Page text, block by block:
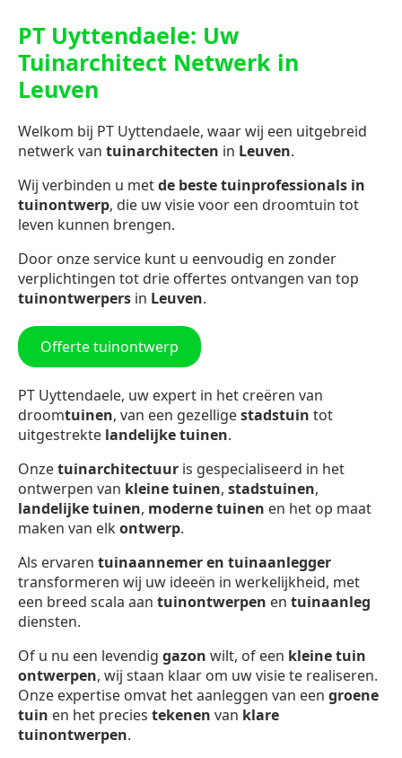
PT Uyttendaele: Uw
Tuinarchitect Netwerk in
Leuven
Welkom bij PT Uyttendaele, waar wij een uitgebreid
netwerk van tuinarchitecten in Leuven.
Wij verbinden u metde beste tuinprofessionals in
tuinontwerp, die uw visie voor een droomtuin tot
leven kunnen brengen.
Door onze service kunt u eenvoudig en zonder
verplichtingen tot drie offertes ontvangen van top
tuinontwerpers in Leuven.
Offerte tuinontwerp
PT Uyttendaele, uw expert in het creëren van
droomtuinen, van een gezelligestadstuin tot
uitgestrekte landelijke tuinen.
Onzetuinarchitectuur is gespecialiseerd in het
ontwerpen van kleine tuinen, stadstuinen,
landelijke tuinen, moderne tuinen en het op maat
maken van elkontwerp.
Als ervaren tuinaannemer en tuinaanlegger
transformeren wij uw ideeën in werkelijkheid, met
een breed scala aan tuinontwerpen en tuinaanleg
diensten.
Of u nu een levendig gazon wilt, of een kleine tuin
ontwerpen, wij staan klaar om uw visie te realiseren.
Onze expertise omvat het aanleggen van een groene
tuin en het precies tekenen van klare
tuinontwerpen.